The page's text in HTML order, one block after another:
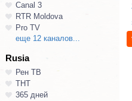
Canal 3
RTR Moldova
Pro TV
еще 12 каналов...
Rusia
Рен ТВ
ТНТ
365 дней